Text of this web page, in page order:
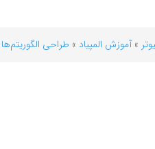
»آموزش المپیاد » طراحی الگوریتم‌ها